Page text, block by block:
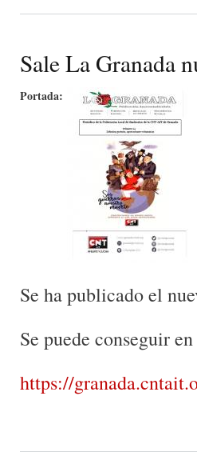
Sale La Granada
Portada:
Se ha publicado el
Se puede conseguir
https://